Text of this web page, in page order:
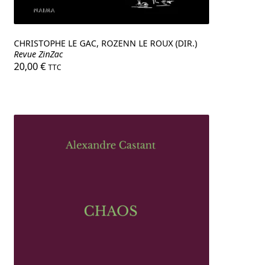
CHRISTOPHE LE GAC, ROZENN LE ROUX (DIR.)
Revue ZinZac
20,00€ TTC